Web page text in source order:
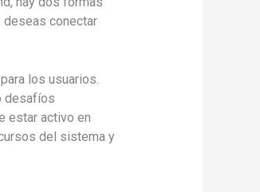
conectar
los usuarios.
desafíos
estar activo en
del sistema y